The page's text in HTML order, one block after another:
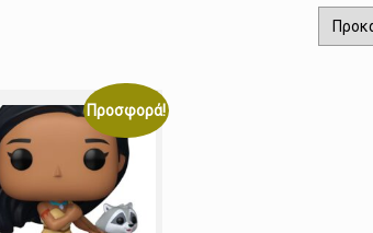
Προσφορά!